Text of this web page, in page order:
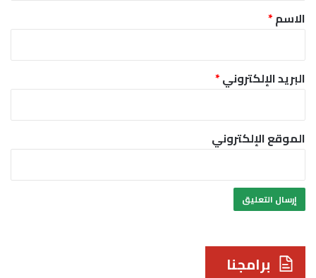
*
الاسم*
البريد الإلكتروني*
الموقع الإلكتروني
برامجنا